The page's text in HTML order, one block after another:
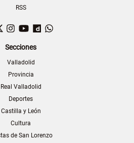
RSS
TwitterInstagram
YouTubeDailymotion
Secciones
Valladolid
Provincia
Real Valladolid
Deportes
Castilla y León
Cultura
de San Lorenzo